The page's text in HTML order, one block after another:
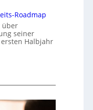
Roadmap
über
seiner
Halbjahr